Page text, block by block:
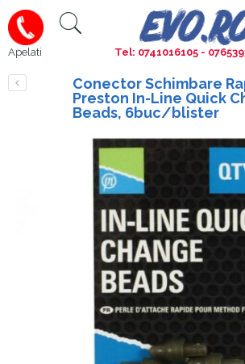
Apelati Tel: 0741016105 -
Conector Schimbare
Preston In-Line Quick
Beads, 6buc/blister